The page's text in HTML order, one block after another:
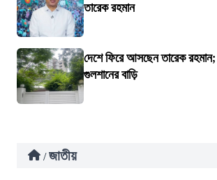
তারেক রহমান
দেশে ফিরে আসছেন তারেক
গুলশানের বাড়ি
/ জাতীয়